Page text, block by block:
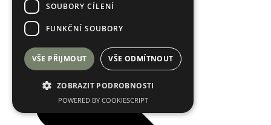
SOUBORY CÍLENÍ
FUNKČNÍ SOUBORY
VŠE PŘIJMOUT VŠE ODMÍTNOUT
ZOBRAZIT PODROBNOSTI
POWERED BY COOKIESCRIPT